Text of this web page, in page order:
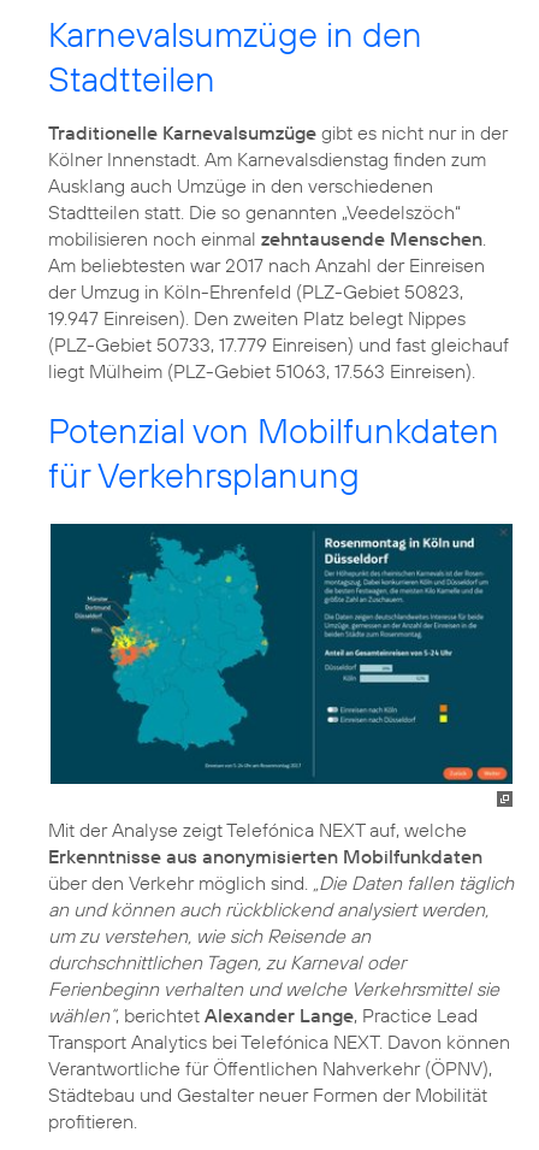
Karnevalsumzüge in den
Stadtteilen
Traditionelle Karnevalsumzüge gibt es nicht nur in der
Kölner Innenstadt. Am Karnevalsdienstag finden zum
Ausklang auch Umzüge in den verschiedenen
Stadtteilen statt. Die so genannten „Veedelszöch“
mobilisieren noch einmal zehntausende Menschen
Am beliebtesten war 2017 nach Anzahl der Einreisen
der Umzug in Köln-Ehrenfeld (PLZ-Gebiet 50823,
19.947 Einreisen). Den zweiten Platz belegt Nippes
(PLZ-Gebiet 50733, 17.779 Einreisen) und fast gleichauf
liegt Mülheim (PLZ-Gebiet 51063, 17.563 Einreisen).
Potenzial von Mobilfunkdaten
für Verkehrsplanung
Mit der Analyse zeigt Telefónica NEXT auf, welche
Erkenntnisse aus anonymisierten Mobilfunkdaten
über den Verkehr möglich sind. „Die Daten fallen täglich
an und können auch rückblickend analysiert werden,
um zu verstehen, wie sich Reisende an
durchschnittlichen Tagen, zu Karneval oder
Ferienbeginn verhalten und welche Verkehrsmittel sie
wählen“, berichtet Alexander Lange, Practice Lead
Transport Analytics bei Telefónica NEXT. Davon können
Verantwortliche für Öffentlichen Nahverkehr (ÖPNV),
Städtebau und Gestalter neuer Formen der Mobilität
profitieren.